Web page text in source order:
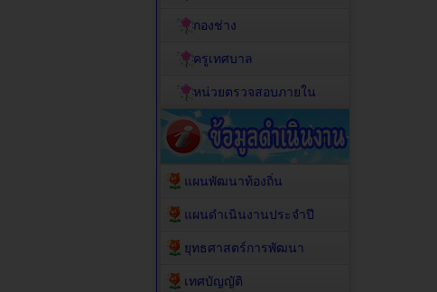
กองช่าง
ครูเทศบาล
หน่วยตรวจสอบภายใน
แผนพัฒนาท้องถิ่น
แผนดำเนินงานประจำปี
ยุทธศาสตร์การพัฒนา
เทศบัญญัติ